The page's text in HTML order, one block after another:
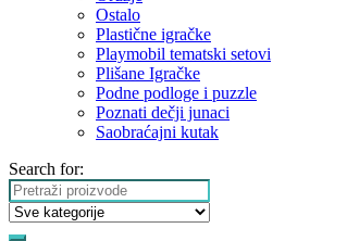
Ostalo
Plastične igračke
Playmobil tematski setovi
Plišane Igračke
Podne podloge i puzzle
Poznati dečji junaci
Saobraćajni kutak
Search for: